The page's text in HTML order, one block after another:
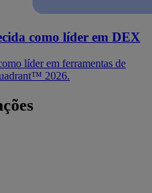
como líder em DEX
líder em ferramentas de
2026.